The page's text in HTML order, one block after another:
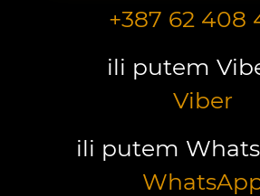
+387 62 408
ili putem
Viber
ili putem